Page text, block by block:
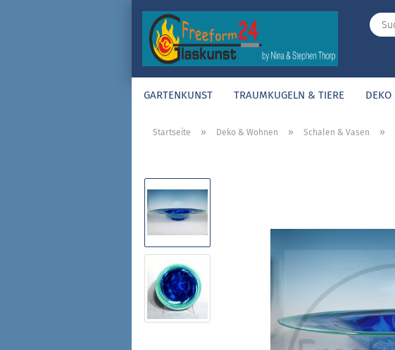
GARTENKUNST TRAUMKUGELN & TIERE
Startseite » Deko & Wohnen » Schalen & Vasen »